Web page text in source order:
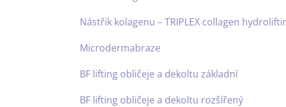
Nástřik kolagenu – TRIPLEX
BF lifting obličeje a
BF lifting obličeje a dekoltu